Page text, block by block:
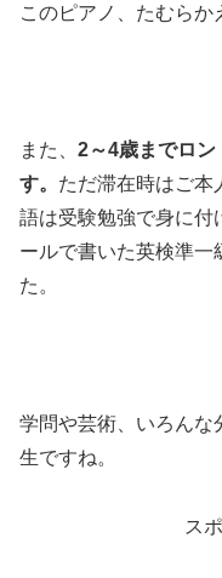
このピアノ、たむらか
また、 2～4歳までロ
す。 ただ滞在時はご本
語は受験勉強で身に付
ールで書いた英検準一
た。
学問や芸術、いろんな
生ですね。
ス